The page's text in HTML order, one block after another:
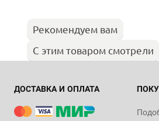
Рекомендуем вам
С этим товаром смотрели
ДОСТАВКА И ОПЛАТА